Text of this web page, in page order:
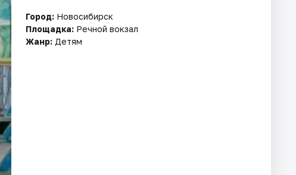
Город: Новосибирск
Площадка: Речной вокзал
Жанр: Детям